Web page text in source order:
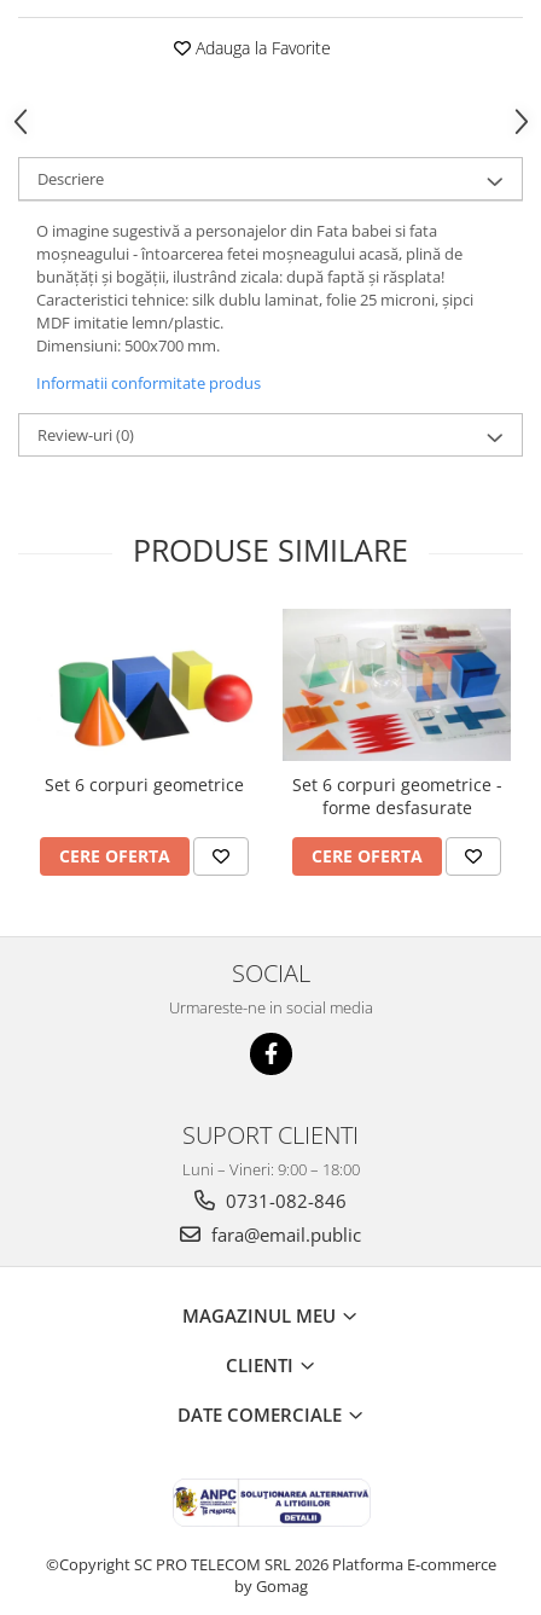
Videoproiectoare si Echipamente IT
Suporti si Accesorii
Ecrane Proiectie
Laptopuri si Accesorii
Laptopuri
Accesorii Laptopuri
All in One/PC
All in One
Periferice PC
Conectivitate si Accesorii
Monitoare
Videoconferinta si Colaborare
Camere Videoconferinta
Boxe si Soundbar
Tehnologie Educationala
Kit Robotic Educational
Software Educational
Mobilier Cresa si Gradinita
Set Banca si Scaune Elevi
Dulapuri,Biblioteci si Cuiere
Mobilier Laboratoare
Materiale Didactice si Jocuri
Prescolari
Adauga la Favorite
Descriere
O imagine sugestivă a personajelor din Fata babei si fata
moşneagului - întoarcerea fetei moşneagului acasă, plină de
bunăţăţi şi bogăţii, ilustrând zicala: după faptă şi răsplata!
Caracteristici tehnice: silk dublu laminat, folie 25 microni, şipci
MDF imitatie lemn/plastic.
Dimensiuni: 500x700 mm.
Informatii conformitate produs
Review-uri(0)
PRODUSE SIMILARE
Set 6 corpuri geometrice
CERE OFERTA
Set 6 corpuri geometrice -
forme desfasurate
CERE OFERTA
SOCIAL
Urmareste-ne in social media
SUPORT CLIENTI
Luni – Vineri: 9:00 – 18:00
0731-082-846
fara@email.public
MAGAZINUL MEU
CLIENTI
DATE COMERCIALE
©Copyright SC PRO TELECOM SRL 2026 Platforma E-commerce
by Gomag